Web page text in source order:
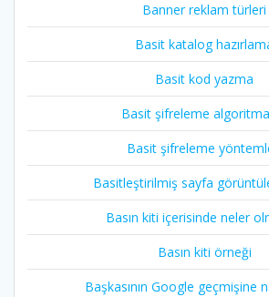
Banner reklam türleri
Basit katalog
Basit kod yazma
Basit şifreleme
Basit şifreleme
Basitleştirilmiş sayfa
Basın kiti içerisinde neler
Basın kiti örneği
Başkasının Google geçmişine